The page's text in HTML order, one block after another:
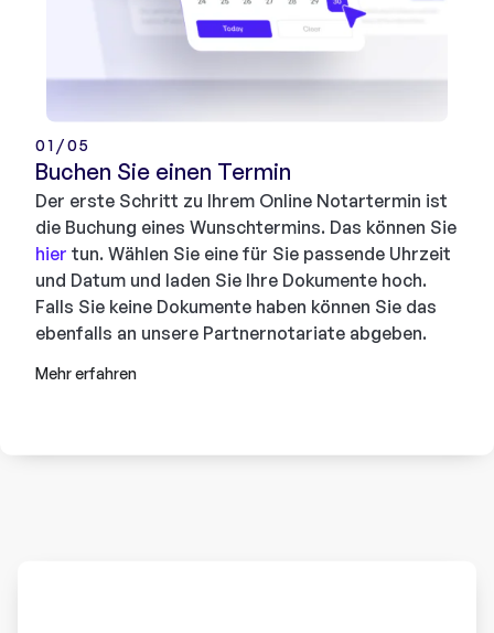
01/05
Buchen Sie einen Termin
Der erste Schritt zu Ihrem Online Notartermin ist
die Buchung eines Wunschtermins. Das können Sie
hier tun. Wählen Sie eine für Sie passende Uhrzeit
und Datum und laden Sie Ihre Dokumente hoch.
Falls Sie keine Dokumente haben können Sie das
ebenfalls an unsere Partnernotariate abgeben.
Mehr erfahren